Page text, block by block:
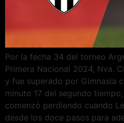
Por la fecha 34 del torneo
Primera Nacional 2024, Nva.
y fue superado por Gimnasia
minuto 17 del segundo
comenzó perdiendo cuando
desde los doce pasos para